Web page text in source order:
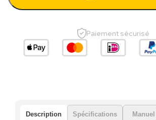
Paiement sécurisé
Description Spécifications Manuel